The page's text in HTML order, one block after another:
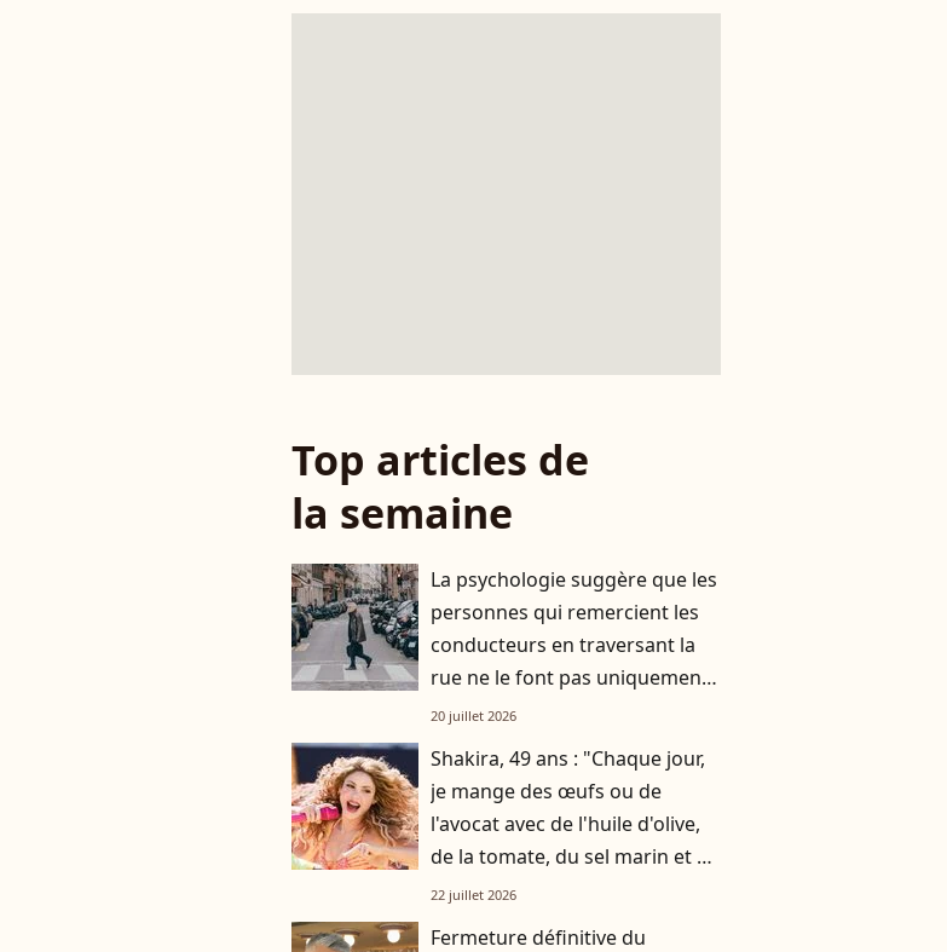
Top articles de
la semaine
La psychologie suggère que les
personnes qui remercient les
conducteurs en traversant la
rue ne le font pas uniquement
par gratitude
20 juillet 2026
Shakira, 49 ans : "Chaque jour,
je mange des œufs ou de
l'avocat avec de l'huile d'olive,
de la tomate, du sel marin et un
smoothie"
22 juillet 2026
Fermeture définitive du